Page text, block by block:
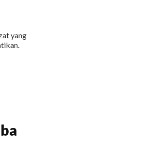
yang